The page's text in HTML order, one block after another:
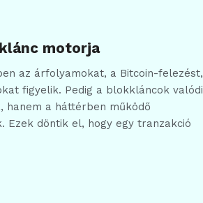
motorja
az árfolyamokat, a Bitcoin-felezést,
figyelik. Pedig a blokkláncok valódi
hanem a háttérben működő
Ezek döntik el, hogy egy tranzakció